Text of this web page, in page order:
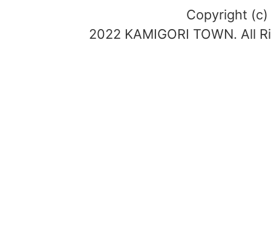
Copyright (c)
2022 KAMIGORI TOWN. All